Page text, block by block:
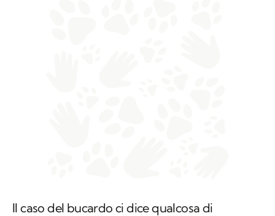
Il caso del bucardo ci dice qualcosa di